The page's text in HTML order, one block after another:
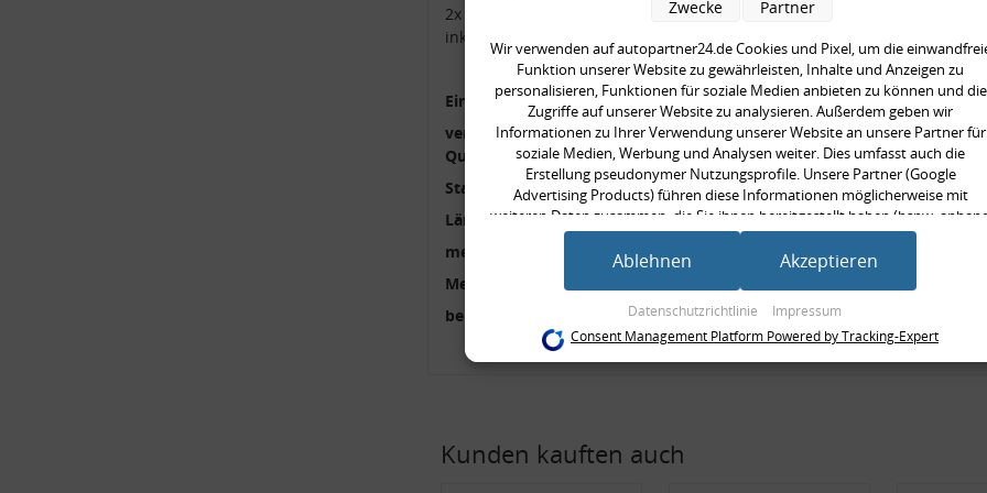
2x Koppelstange, verstärkt
inkl. Montagezubehör
Einbauseite:
Vorderachse links,
verstärkte Ausführung:
Qualität:
HPS standard
Stange/Strebe:
Koppelstange
Länge [mm]:
338 mm
mehrteilig:
zweiteilig
Mengeneinheit:
benötigte Stückzahl:
1
Kunden kauften auch
Wir verwenden auf autopartner24.de Cookies und Pixel, um die
Funktion unserer Website zu gewährleisten, Inhalte und Anzeigen zu
personalisieren, Funktionen für soziale Medien anbieten zu können und die
Zugriffe auf unserer Website zu analysieren. Außerdem geben wir
Informationen zu Ihrer Verwendung unserer Website an unsere Partner für
soziale Medien, Werbung und Analysen weiter. Dies umfasst auch die
Erstellung pseudonymer Nutzungsprofile. Unsere Partner (Google
Advertising Products) führen diese Informationen möglicherweise mit
weiteren Daten zusammen, die Sie ihnen bereitgestellt haben (bspw.
eines persönlichen Accounts) oder welche sie im Rahmen Ihrer Nutzung der
Dienste gesammelt haben (bspw. Nutzungsdaten anderer Geräte). Ihre
Einwilligung zur Nutzung von Cookies und Pixeln können Sie jederzeit
dort die entsprechenden Anpassungen vornehmen.
Zwecke der Datenverarbeitung durch unsere Partner:
Verwendung von Profilen zur Auswahl personalisierter Werbung
Erstellung von Profilen zur Personalisierung von Inhalten
Datenschutzrichtlinie Impressum
Zwecke Partner
Ablehnen Akzeptieren
Consent Management Platform Powered by Tracking-Expert